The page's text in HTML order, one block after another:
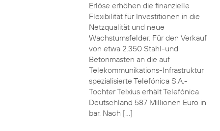
Erlöse erhöhen die finanzielle
Flexibilität für Investitionen in die
Netzqualität und neue
Wachstumsfelder. Für den Verkauf
von etwa 2.350 Stahl-und
Betonmasten an die auf
Telekommunikations-Infrastruktur
spezialisierte Telefónica S.A.-
Tochter Telxius erhält Telefónica
Deutschland 587 Millionen Euro in
bar. Nach […]